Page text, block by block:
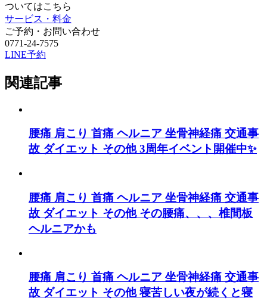
ついてはこちら
サービス・料金
ご予約・お問い合わせ
0771-24-7575
LINE予約
関連記事
腰痛 肩こり 首痛 ヘルニア 坐骨神経痛 交通事
故 ダイエット その他 3周年イベント開催中✨
腰痛 肩こり 首痛 ヘルニア 坐骨神経痛 交通事
故 ダイエット その他 その腰痛、、、椎間板
ヘルニアかも
腰痛 肩こり 首痛 ヘルニア 坐骨神経痛 交通事
故 ダイエット その他 寝苦しい夜が続くと寝